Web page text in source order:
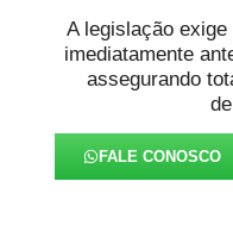
A legislação
imediatamente
assegurando
FALE CONOSCO